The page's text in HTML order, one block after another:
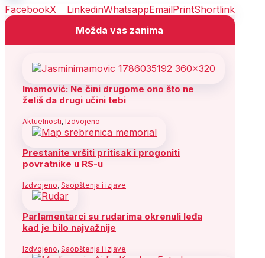
FacebookX LinkedinWhatsappEmailPrintShortlink
Možda vas zanima
Imamović: Ne čini drugome ono što ne
želiš da drugi učini tebi
Aktuelnosti, Izdvojeno
Prestanite vršiti pritisak i progoniti
povratnike u RS-u
Izdvojeno, Saopštenja i izjave
Parlamentarci su rudarima okrenuli leđa
kad je bilo najvažnije
Izdvojeno, Saopštenja i izjave